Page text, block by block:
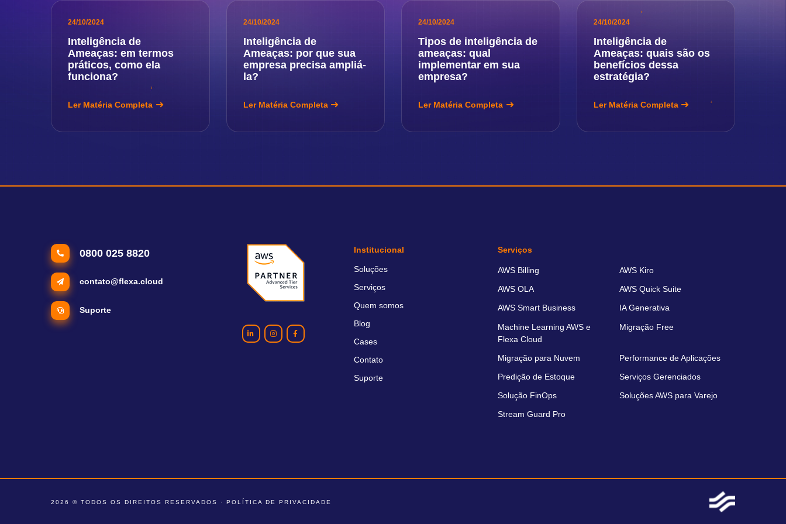
24/10/2024
Inteligência de
Ameaças: em termos
práticos, como ela
funciona?
Ler Matéria Completa
24/10/2024
Inteligência de
Ameaças: por que sua
empresa precisa ampliá-
la?
Ler Matéria Completa
24/10/2024
Tipos de inteligência de
ameaças: qual
implementar em sua
empresa?
Ler Matéria Completa
24/10/2024
Inteligência de
Ameaças: quais são os
benefícios dessa
estratégia?
Ler Matéria Completa
0800 025 8820
contato@flexa.cloud
Suporte
Institucional
Soluções
Serviços
Quem somos
Blog
Cases
Contato
Suporte
Serviços
AWS Billing AWS Kiro
AWS OLA AWS Quick Suite
AWS Smart Business IA Generativa
Machine Learning AWS e
Flexa Cloud
Migração Free
Migração para Nuvem Performance de Aplicações
Predição de Estoque Serviços Gerenciados
Solução FinOps Soluções AWS para Varejo
Stream Guard Pro
2026 © TODOS OS DIREITOS RESERVADOS · POLÍTICA DE PRIVACIDADE